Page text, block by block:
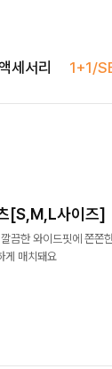
세서리 1+1/
[S,M,L사이즈]
끔한 와이드핏에 쫀쫀
게 매치돼요